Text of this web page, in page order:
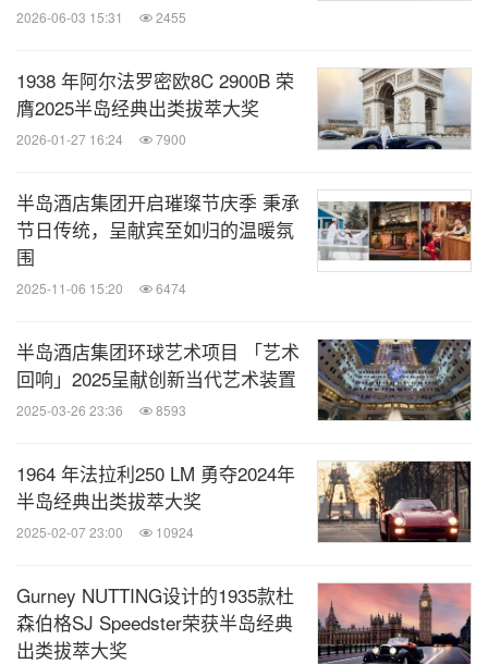
2026-06-03 15:31 2455
1938 年阿尔法罗密欧8C 2900B 荣
膺2025半岛经典出类拔萃大奖
2026-01-27 16:24 7900
半岛酒店集团开启璀璨节庆季 秉承
节日传统，呈献宾至如归的温暖氛
围
2025-11-06 15:20 6474
半岛酒店集团环球艺术项目 「艺术
回响」2025呈献创新当代艺术装置
2025-03-26 23:36 8593
1964 年法拉利250 LM 勇夺2024年
半岛经典出类拔萃大奖
2025-02-07 23:00 10924
Gurney NUTTING设计的1935款杜
森伯格SJ Speedster荣获半岛经典
出类拔萃大奖